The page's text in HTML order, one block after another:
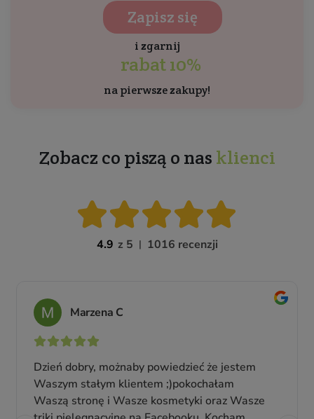
Zapisz się
i zgarnij
rabat 10%
na pierwsze zakupy!
Zobacz co piszą o nas klienci